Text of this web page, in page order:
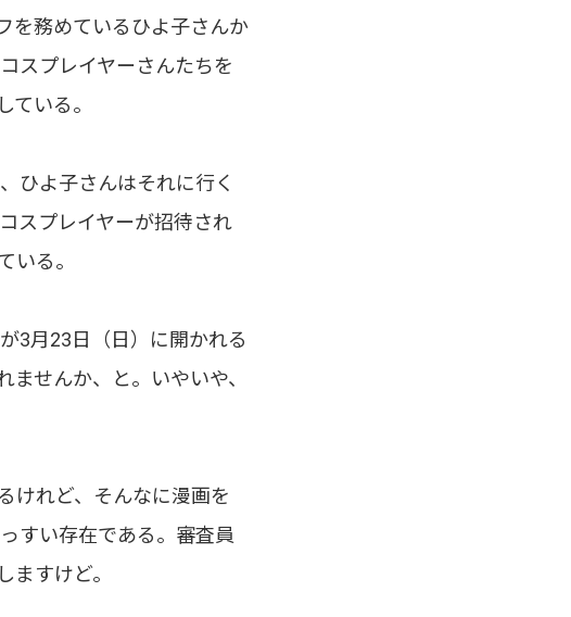
を務めているひよ子さんか
スプレイヤーさんたちを
いる。
ひよ子さんはそれに行く
スプレイヤーが招待され
いる。
3月23日（日）に開かれる
せんか、と。いやいや、
けれど、そんなに漫画を
すい存在である。審査員
すけど。